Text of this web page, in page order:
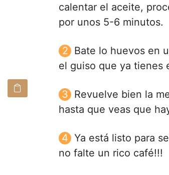
calentar el aceite,
por unos 5-6 minutos.
Bate lo huevos en
el guiso que ya tienes
Revuelve bien la
hasta que veas que
Ya está listo para
no falte un rico café!!!